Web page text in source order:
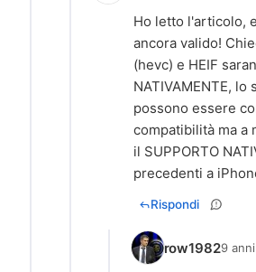
Ho letto l'articolo,
ancora valido!
(hevc) e HEIF
NATIVAMENTE,
possono essere
compatibilità ma a
il SUPPORTO
precedenti a
Rispondi
row19829